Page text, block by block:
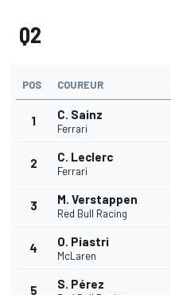
Q2
POS COUREUR
1 C. Sainz
Ferrari
2 C. Leclerc
Ferrari
3 M. Verstappen
Red Bull Racing
4 O. Piastri
McLaren
5 S. Pérez